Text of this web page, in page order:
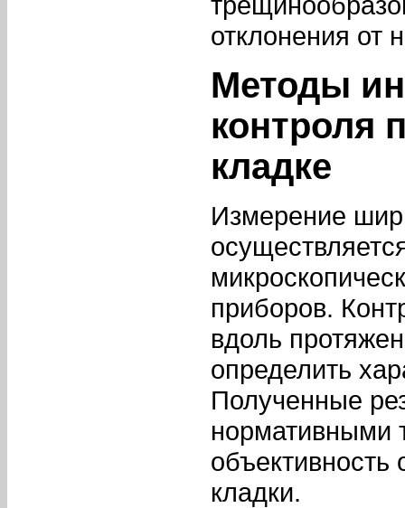
отклонения от
Методы
контроля
кладке
Измерение
приборов.
вдоль
определить
Полученные
нормативными
объективность
кладки.